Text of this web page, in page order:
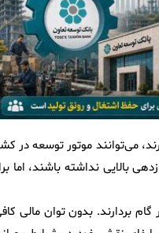
می‌توانند موتور توسعه در
بالایی نداشته باشند، اما
بردارند. بدون توان مالی